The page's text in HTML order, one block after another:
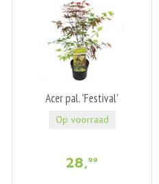
Acer pal. 'Festival'
28,99
Op voorraad